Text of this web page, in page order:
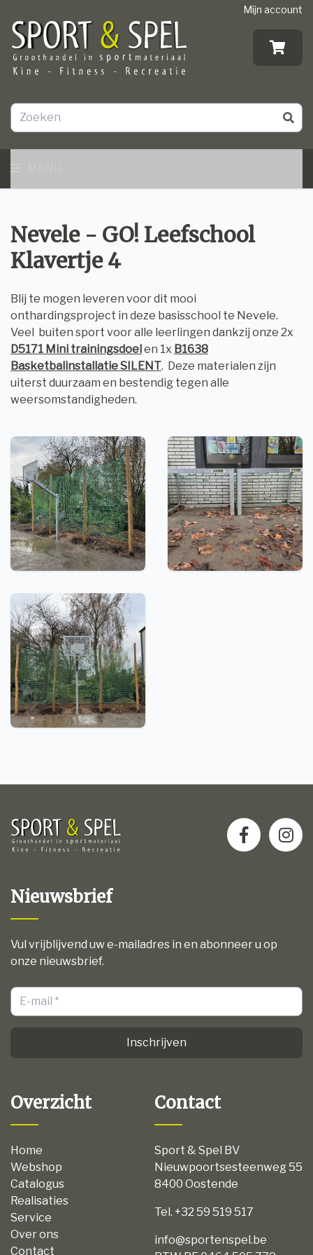
Mijn account
Nevele - GO! Leefschool
Klavertje 4
Blij te mogen leveren voor dit mooi
onthardingsproject in deze basisschool te Nevele.
Veel buiten sport voor alle leerlingen dankzij onze 2x
D5171 Mini trainingsdoelen 1x B1638
Basketbalinstallatie SILENT. Deze materialen zijn
uiterst duurzaam en bestendig tegen alle
weersomstandigheden.
Nieuwsbrief
Vul vrijblijvend uw e-mailadres in en abonneer u op
onze nieuwsbrief.
Inschrijven
Overzicht
Home
Webshop
Catalogus
Realisaties
Service
Over ons
Contact
Contact
Sport & Spel BV
Nieuwpoortsesteenweg 55
8400 Oostende
Tel. +32 59 519 517
info@sportenspel.be